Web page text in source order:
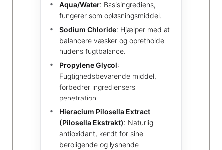
Aqua/Water: Basisingrediens,
fungerer som opløsningsmiddel.
Sodium Chloride: Hjælper med at
balancere væsker og opretholde
hudens fugtbalance.
Propylene Glycol:
Fugtighedsbevarende middel,
forbedrer ingrediensers
penetration.
Hieracium Pilosella Extract
(Pilosella Ekstrakt): Naturlig
antioxidant, kendt for sine
beroligende og lysnende